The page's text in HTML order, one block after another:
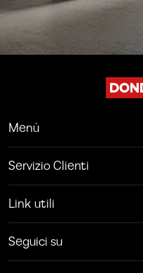
Menù
Servizio Clienti
Link utili
Seguici su